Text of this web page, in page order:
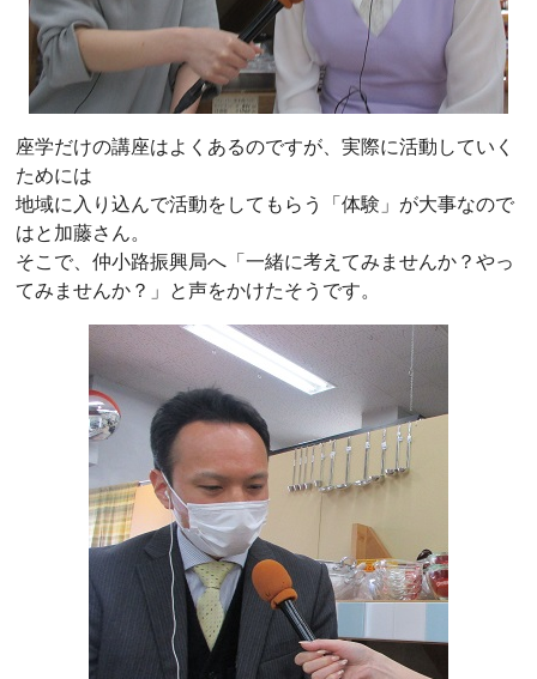
座学だけの講座はよくあるのですが、実際に活動していく
ためには
地域に入り込んで活動をしてもらう「体験」が大事なので
はと加藤さん。
そこで、仲小路振興局へ「一緒に考えてみませんか？やっ
てみませんか？」と声をかけたそうです。